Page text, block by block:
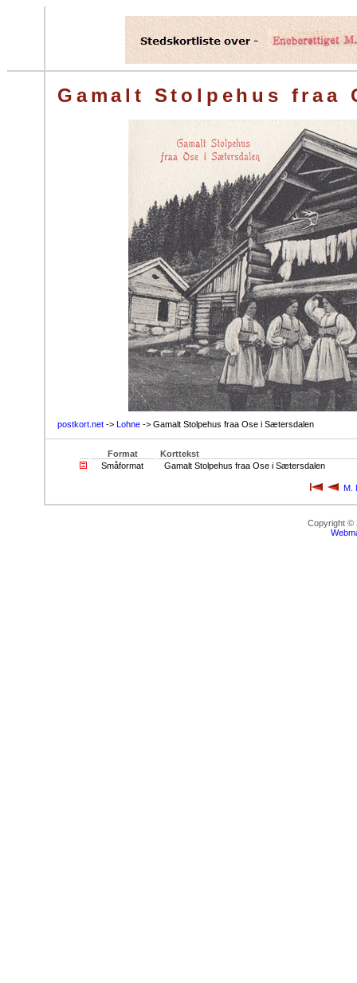
Gamalt Stolpehus fraa
postkort.net -> Lohne -> Gamalt Stolpehus fraa Ose i Sætersdalen
Format
Korttekst
Småformat
Gamalt Stolpehus fraa Ose i Sætersdalen
M.
Copyright ©